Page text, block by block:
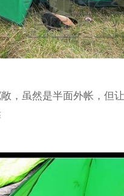
，虽然是半面外帐，但